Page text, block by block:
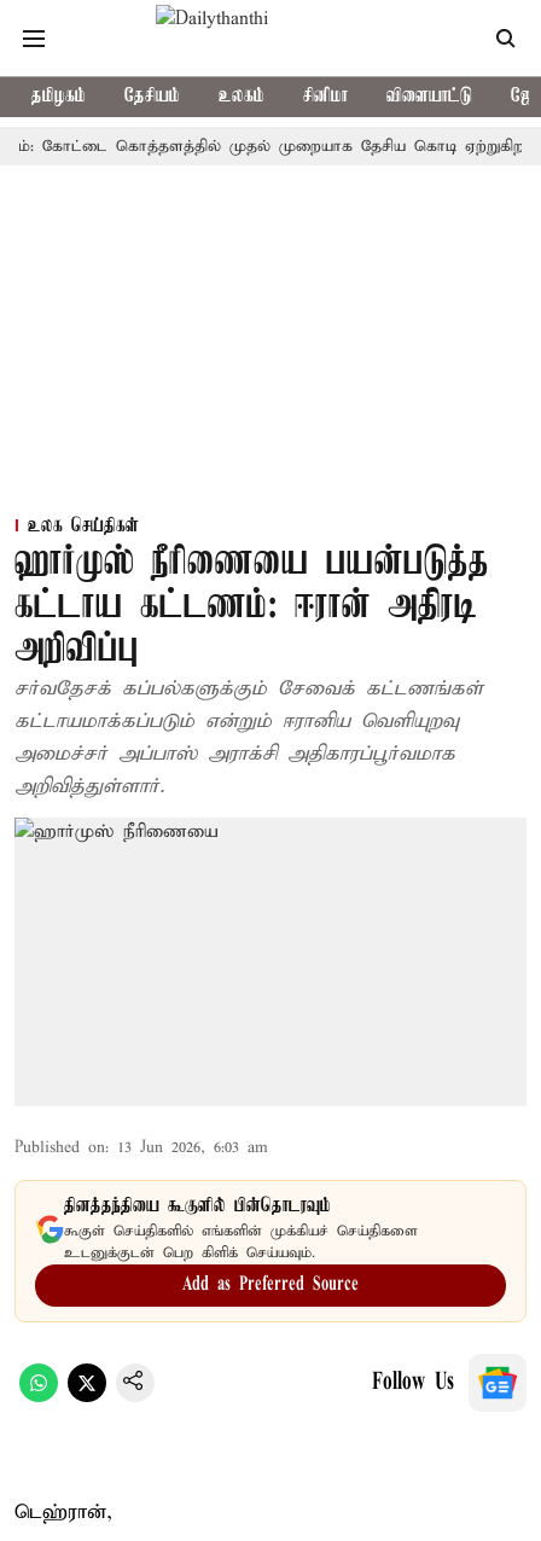
தமிழகம் தேசியம் உலகம் சினிமா விளையாட்டு
கோட்டை கொத்தளத்தில் முதல் முறையாக தேசிய கொடி ஏற்றுகிறார்,
உலக செய்திகள்
ஹார்முஸ் நீரிணையை பயன்படுத்த
கட்டாய கட்டணம்: ஈரான் அதிரடி
அறிவிப்பு
சர்வதேசக் கப்பல்களுக்கும் சேவைக் கட்டணங்கள்
கட்டாயமாக்கப்படும் என்றும் ஈரானிய வெளியுறவு
அமைச்சர் அப்பாஸ் அராக்சி அதிகாரப்பூர்வமாக
அறிவித்துள்ளார்.
Published on: 13 Jun 2026, 6:03 am
தினத்தந்தியை கூகுளில் பின்தொடரவும்
கூகுள் செய்திகளில் எங்களின் முக்கியச் செய்திகளை
உடனுக்குடன் பெற கிளிக் செய்யவும்.
Add as Preferred Source
Follow Us
டெஹ்ரான்,